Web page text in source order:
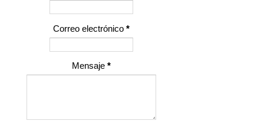
Correo electrónico *
Mensaje *